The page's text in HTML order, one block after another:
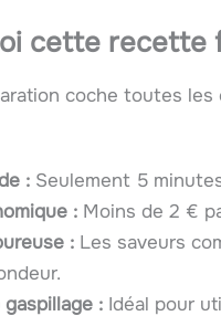
cette recette
coche toutes les
: Seulement 5
: Moins de 2 €
: Les saveurs
gaspillage : Idéal pour